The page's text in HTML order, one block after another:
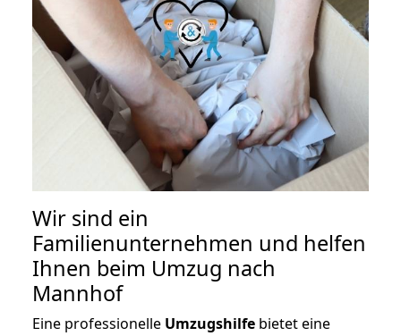
Wir sind ein
Familienunternehmen und helfen
Ihnen beim Umzug nach
Mannhof
Eine professionelle Umzugshilfe bietet eine